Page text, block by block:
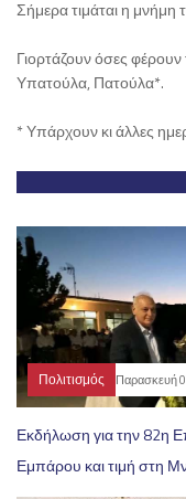
Σήμερα τιμάται η μνήμη
Γιορτάζουν όσες φέρουν
Υπατούλα, Πατούλα*.
* Υπάρχουν κι άλλες
Πολιτισμός Παρασκευή
Εκδήλωση για την 82η
Εμπάρου και τιμή στη